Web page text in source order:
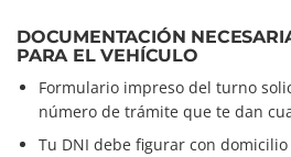
DOCUMENTACIÓN
PARA EL VEHÍCULO
Formulario impreso del turno
número de trámite que te dan
Tu DNI debe figurar con